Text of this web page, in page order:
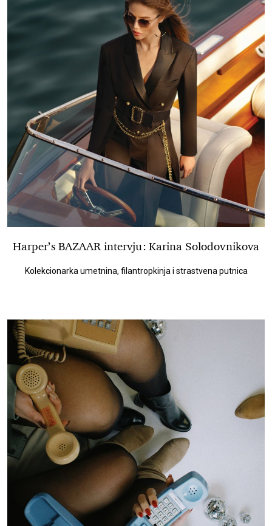
Harper’s BAZAAR intervju: Karina Solodovnikova
Kolekcionarka umetnina, filantropkinja i strastvena putnica